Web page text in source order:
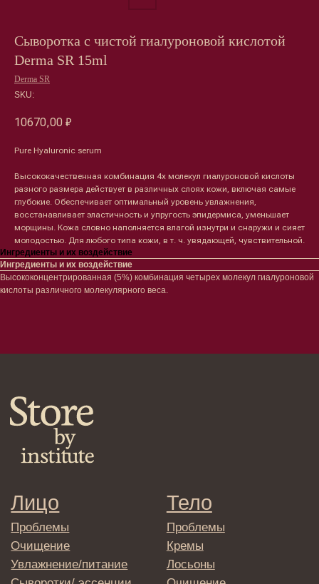
Сыворотка с чистой гиалуроновой кислотой
Derma SR 15ml
Derma SR
SKU:
10670,00 ₽
Pure Hyaluronic serum
Высококачественная комбинация 4х молекул гиалуроновой кислоты
разного размера действует в различных слоях кожи, включая самые
глубокие. Обеспечивает оптимальный уровень увлажнения,
восстанавливает эластичность и упругость эпидермиса, уменьшает
морщины. Кожа словно наполняется влагой изнутри и снаружи и сияет
молодостью. Для любого типа кожи, в т. ч. увядающей, чувствительной.
Ингредиенты и их воздействие
Ингредиенты и их воздействие
Высококонцентрированная (5%) комбинация четырех молекул гиалуроновой
кислоты различного молекулярного веса.
Лосьоны
Очищение
Шея и зона декольте
Пилинги/масла
Уход за ногами
Средства для ванны
Гаджеты
Клиентам
Система лояльности
Согласие на обработку
персональных данных
Политика
конфиденциальности
Договор оферта
Реквизиты и контакты
Подписаться
Проблемы
Увлажнение/питание
Сыворотки/ эссенции
Ретинол
Тонизация
Восстановление
Маски и патчи
Уход за губами
Декоротивная косметика
Кондиционеры/бальзамы
Средства для укладки